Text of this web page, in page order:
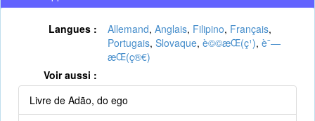
Langues : Allemand, Anglais, Filipino, Français,
Portugais, Slovaque, è©©æ­Œ(ç¹), è¯—
æ­Œ(ç®€)
Voir aussi :
Livre de Adão, do ego